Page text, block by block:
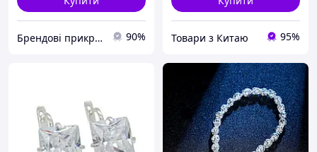
Брендові прикраси Beauty Mix 90% Товари з Китаю 95%